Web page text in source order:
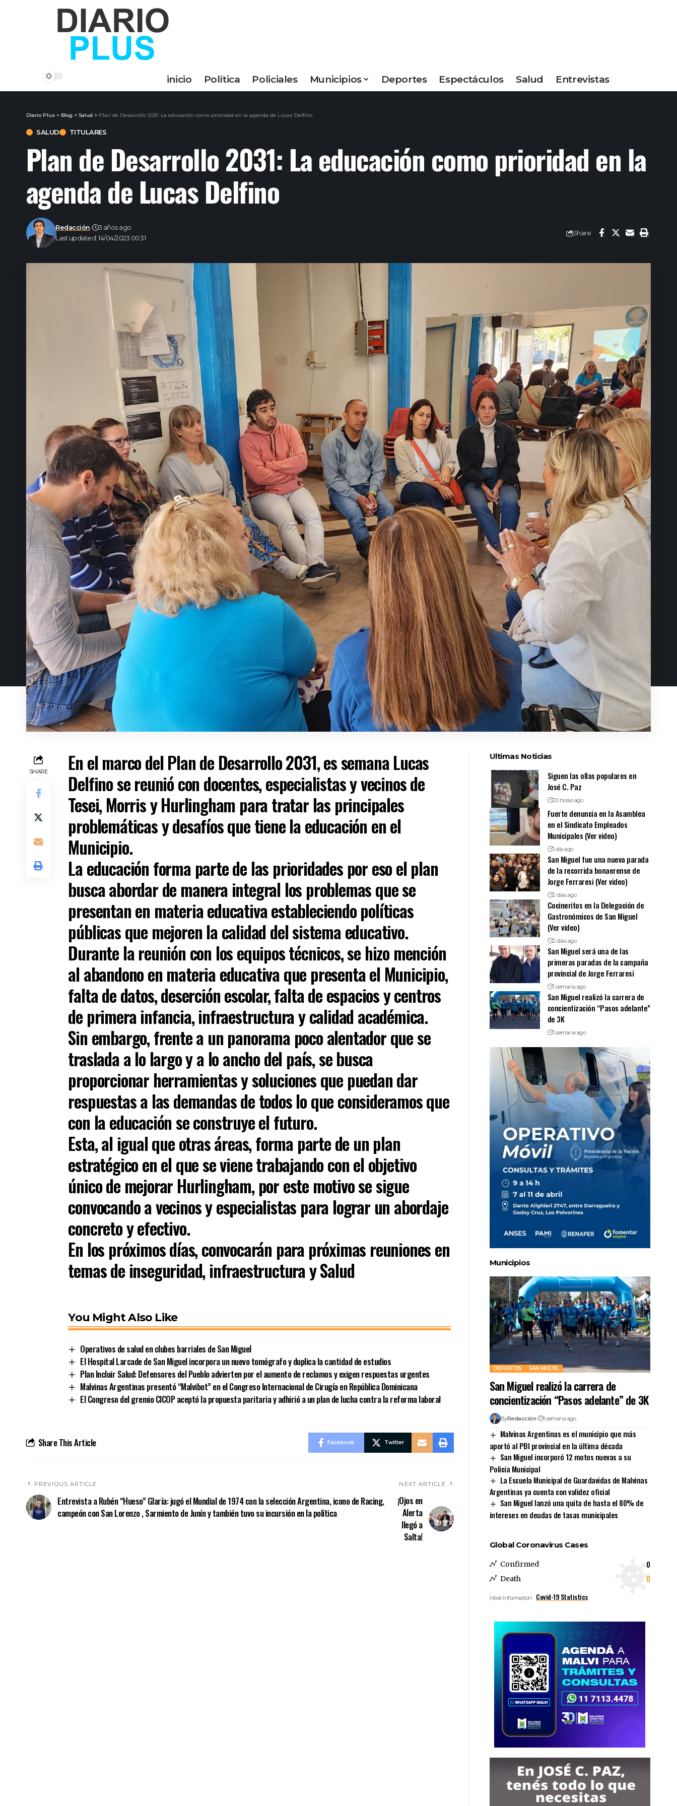
inicio Política Policiales Municipios Deportes Espectáculos Salud Entrevistas
Diario Plus > Blog > Salud > Plan de Desarrollo 2031: La educación como prioridad en la agenda de Lucas Delfino
SALUD TITULARES
Plan de Desarrollo 2031: La educación como prioridad en la
agenda de Lucas Delfino
Last updated: 14/04/2023 00:31
Redacción 3 años ago
Share
SHARE
En el marco del Plan de Desarrollo 2031, es semana Lucas
Delfino se reunió con docentes, especialistas y vecinos de
Tesei, Morris y Hurlingham para tratar las principales
problemáticas y desafíos que tiene la educación en el
Municipio.
La educación forma parte de las prioridades por eso el plan
busca abordar de manera integral los problemas que se
presentan en materia educativa estableciendo políticas
públicas que mejoren la calidad del sistema educativo.
Durante la reunión con los equipos técnicos, se hizo mención
al abandono en materia educativa que presenta el Municipio,
falta de datos, deserción escolar, falta de espacios y centros
de primera infancia, infraestructura y calidad académica.
Sin embargo, frente a un panorama poco alentador que se
traslada a lo largo y a lo ancho del país, se busca
proporcionar herramientas y soluciones que puedan dar
respuestas a las demandas de todos lo que consideramos que
con la educación se construye el futuro.
Esta, al igual que otras áreas, forma parte de un plan
estratégico en el que se viene trabajando con el objetivo
único de mejorar Hurlingham, por este motivo se sigue
convocando a vecinos y especialistas para lograr un abordaje
concreto y efectivo.
En los próximos días, convocarán para próximas reuniones en
temas de inseguridad, infraestructura y Salud
You Might Also Like
Operativos de salud en clubes barriales de San Miguel
El Hospital Larcade de San Miguel incorpora un nuevo tomógrafo y duplica la cantidad de estudios
Plan Incluir Salud: Defensores del Pueblo advierten por el aumento de reclamos y exigen respuestas urgentes
Malvinas Argentinas presentó “Malvibot” en el Congreso Internacional de Cirugía en República Dominicana
El Congreso del gremio CICOP aceptó la propuesta paritaria y adhirió a un plan de lucha contra la reforma laboral
Share This Article Facebook Twitter
PREVIOUS ARTICLE
Entrevista a Rubén “Hueso” Glaría: jugó el Mundial de 1974 con la selección Argentina, icono de Racing,
campeón con San Lorenzo , Sarmiento de Junín y también tuvo su incursión en la política
NEXT ARTICLE
¡Ojos en
Alerta
llegó a
Salta!
Ultimas Noticias
Siguen las ollas populares en
José C. Paz
20 horas ago
Fuerte denuncia en la Asamblea
en el Sindicato Empleados
Municipales (Ver video)
1 día ago
San Miguel fue una nueva parada
de la recorrida bonaerense de
Jorge Ferraresi (Ver video)
2 días ago
Cocineritos en la Delegación de
Gastronómicos de San Miguel
(Ver video)
2 días ago
San Miguel será una de las
primeras paradas de la campaña
provincial de Jorge Ferraresi
1 semana ago
San Miguel realizó la carrera de
concientización “Pasos adelante”
de 3K
1 semana ago
Municipios
DEPORTES SAN MIGUEL
San Miguel realizó la carrera de
concientización “Pasos adelante” de 3K
ByRedacción 1 semana ago
Malvinas Argentinas es el municipio que más
aportó al PBI provincial en la última década
San Miguel incorporó 12 motos nuevas a su
Policía Municipal
La Escuela Municipal de Guardavidas de Malvinas
Argentinas ya cuenta con validez oficial
San Miguel lanzó una quita de hasta el 80% de
intereses en deudas de tasas municipales
Global Coronavirus Cases
Confirmed 0
Death 0
More Information: Covid-19 Statistics